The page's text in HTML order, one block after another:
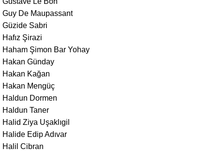
Guy De Maupassant
Güzide Sabri
Hafız Şirazi
Haham Şimon Bar Yohay
Hakan Günday
Hakan Kağan
Hakan Mengüç
Haldun Dormen
Haldun Taner
Halid Ziya Uşaklıgil
Halide Edip Adıvar
Halil Cibran